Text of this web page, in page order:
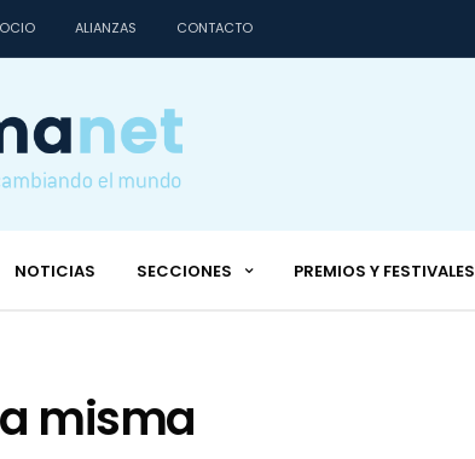
ALIANZAS CONTACTO
NOTICIAS SECCIONES PREMIOS Y FESTIVALES
misma